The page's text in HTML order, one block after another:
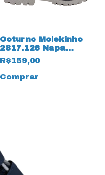
Coturno Molekinho
2817.126 Napa
Moscou 18243 Pinhão
R$159,00
Comprar